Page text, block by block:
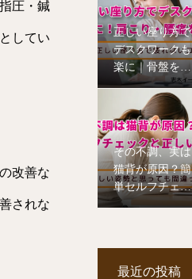
圧・鍼
してい
改善な
されな
正しい座り方で
デスクワークも
楽に｜骨盤を立
てて肩こり・腰
痛を改善！
その不調、実は
猫背が原因？簡
単セルフチェッ
クと正しい姿勢
最近の投稿